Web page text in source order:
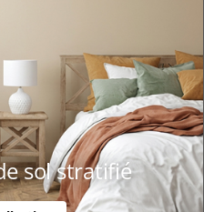
sol stratifié